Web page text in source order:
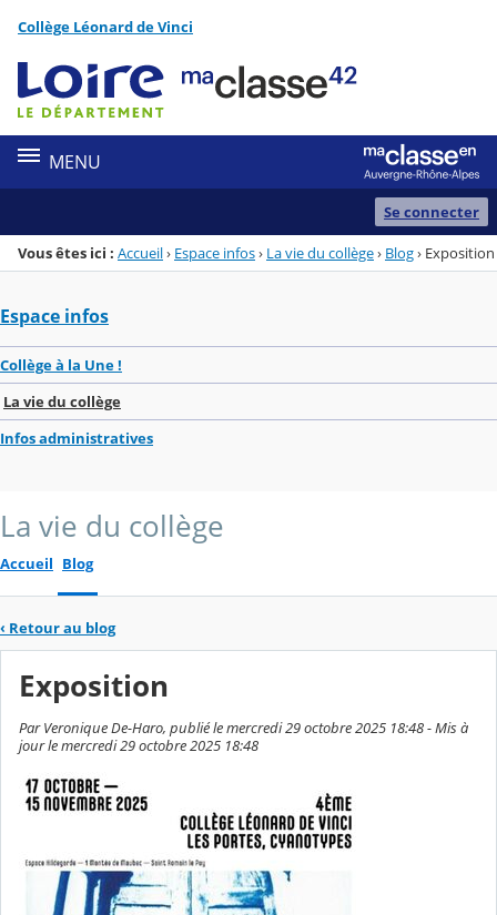
Menu de la rubrique
Contenu
Collège Léonard de Vinci
MENU
Se connecter
Vous êtes ici : Accueil› Espace infos› La vie du collège› Blog› Exposition
Espace infos
Collège à la Une !
La vie du collège
Infos administratives
La vie du collège
Accueil Blog
‹ Retour au blog
Exposition
Par Veronique De-Haro, publié le mercredi 29 octobre 2025 18:48 - Mis à
jour le mercredi 29 octobre 2025 18:48